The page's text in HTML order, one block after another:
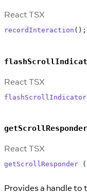
React TSX
recordInteraction ( ) ;
React TSX
React TSX
getScrollResponder (
Provides a handle